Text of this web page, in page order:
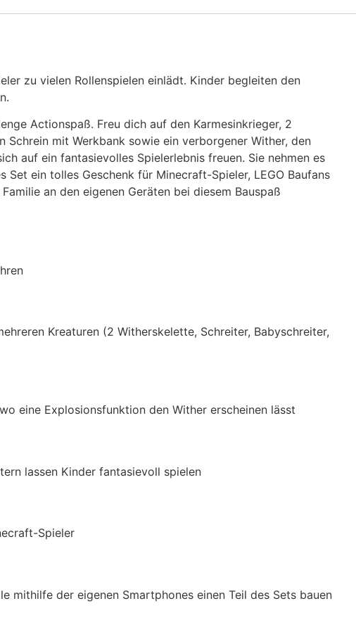
zu vielen Rollenspielen einlädt. Kinder begleiten den
Actionspaß. Freu dich auf den Karmesinkrieger, 2
mit Werkbank sowie ein verborgener Wither, den
auf ein fantasievolles Spielerlebnis freuen. Sie nehmen es
ein tolles Geschenk für Minecraft-Spieler, LEGO Baufans
an den eigenen Geräten bei diesem Bauspaß
Kreaturen (2 Witherskelette, Schreiter, Babyschreiter,
eine Explosionsfunktion den Wither erscheinen lässt
lassen Kinder fantasievoll spielen
Spieler
mithilfe der eigenen Smartphones einen Teil des Sets bauen